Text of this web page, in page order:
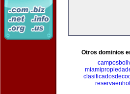
Otros dominios